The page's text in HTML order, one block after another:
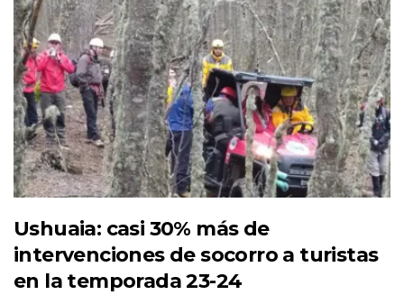
Ushuaia: casi 30% más de
intervenciones de socorro a turistas
en la temporada 23-24